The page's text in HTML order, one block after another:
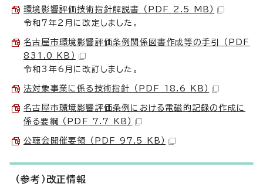
環境影響評価技術指針解説書 （PDF 2.5 MB）
令和7年2月に改定しました。
名古屋市環境影響評価条例関係図書作成等の手引 （PDF
831.0 KB）
令和3年6月に改訂しました。
法対象事業に係る技術指針 （PDF 18.6 KB）
名古屋市環境影響評価条例における電磁的記録の作成に
係る要綱 （PDF 7.7 KB）
公聴会開催要領 （PDF 97.5 KB）
（参考）改正情報